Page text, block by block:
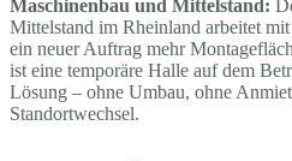
Maschinenbau und Mittelstand:
Mittelstand im Rheinland arbeitet
ein neuer Auftrag mehr
ist eine temporäre Halle auf dem
Lösung – ohne Umbau, ohne
Standortwechsel.